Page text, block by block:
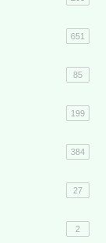
651
85
199
384
27
2